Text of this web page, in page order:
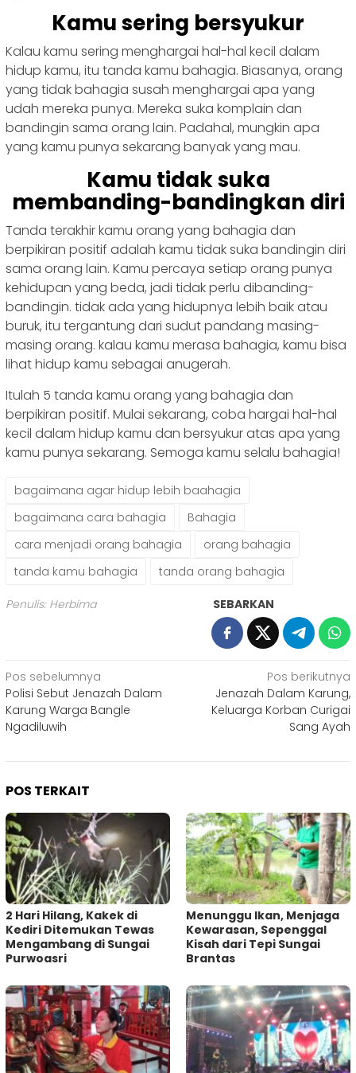
Kamu sering bersyukur
Kalau kamu sering menghargai hal-hal kecil dalam
hidup kamu, itu tanda kamu bahagia. Biasanya, orang
yang tidak bahagia susah menghargai apa yang
udah mereka punya. Mereka suka komplain dan
bandingin sama orang lain. Padahal, mungkin apa
yang kamu punya sekarang banyak yang mau.
Kamu tidak suka
membanding-bandingkan diri
Tanda terakhir kamu orang yang bahagia dan
berpikiran positif adalah kamu tidak suka bandingin diri
sama orang lain. Kamu percaya setiap orang punya
kehidupan yang beda, jadi tidak perlu dibanding-
bandingin. tidak ada yang hidupnya lebih baik atau
buruk, itu tergantung dari sudut pandang masing-
masing orang. kalau kamu merasa bahagia, kamu bisa
lihat hidup kamu sebagai anugerah.
Itulah 5 tanda kamu orang yang bahagia dan
berpikiran positif. Mulai sekarang, coba hargai hal-hal
kecil dalam hidup kamu dan bersyukur atas apa yang
kamu punya sekarang. Semoga kamu selalu bahagia!
bagaimana agar hidup lebih baahagia
bagaimana cara bahagia
Bahagia
cara menjadi orang bahagia
orang bahagia
tanda kamu bahagia
tanda orang bahagia
Penulis: Herbima SEBARKAN
Navigasi
pos
Pos sebelumnya
Polisi Sebut Jenazah Dalam
Karung Warga Bangle
Ngadiluwih
Pos berikutnya
Jenazah Dalam Karung,
Keluarga Korban Curigai
Sang Ayah
POS TERKAIT
2 Hari Hilang, Kakek di
Kediri Ditemukan Tewas
Mengambang di Sungai
Purwoasri
Menunggu Ikan, Menjaga
Kewarasan, Sepenggal
Kisah dari Tepi Sungai
Brantas